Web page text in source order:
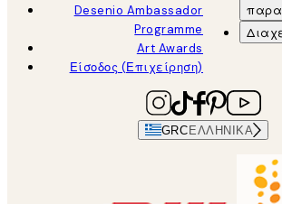
Desenio Ambassador
Programme
Art Awards
Είσοδος (Επιχείρηση)
GRCΕΛΛΗΝΙΚΆ